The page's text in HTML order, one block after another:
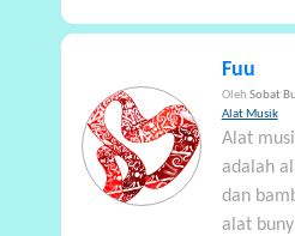
Fuu
Oleh Sobat
Alat Musik
Alat
adalah
dan
alat